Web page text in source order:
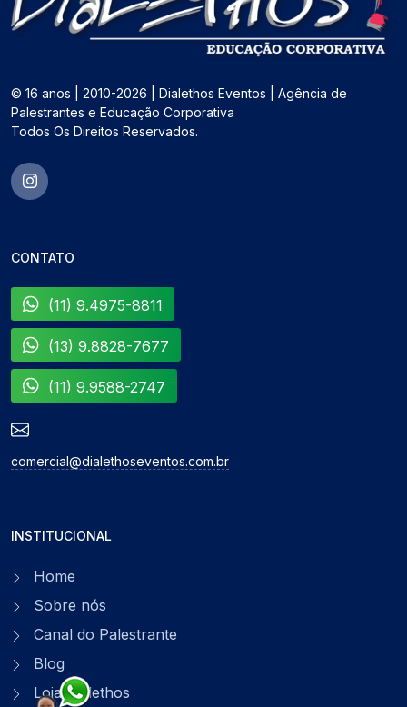
© 16 anos | 2010-2026 | Dialethos Eventos | Agência de
Palestrantes e Educação Corporativa
Todos Os Direitos Reservados.
CONTATO
(11) 9.4975-8811
(13) 9.8828-7677
(11) 9.9588-2747
comercial@dialethoseventos.com.br
INSTITUCIONAL
Home
Sobre nós
Canal do Palestrante
Blog
Loja Dialethos